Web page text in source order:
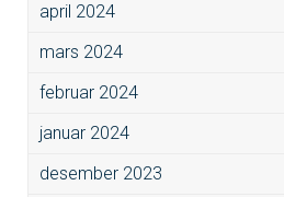
april 2024
mars 2024
februar 2024
januar 2024
desember 2023